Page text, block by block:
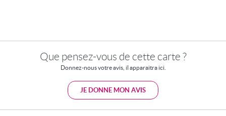
Que pensez-vous de cette carte ?
Donnez-nous votre avis, il apparaitra ici.
JE DONNE MON AVIS